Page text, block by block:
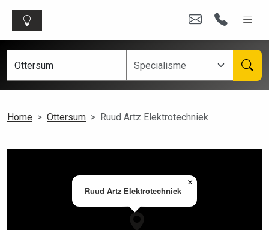
Home Ottersum Ruud Artz Elektrotechniek
Ruud Artz Elektrotechniek
×